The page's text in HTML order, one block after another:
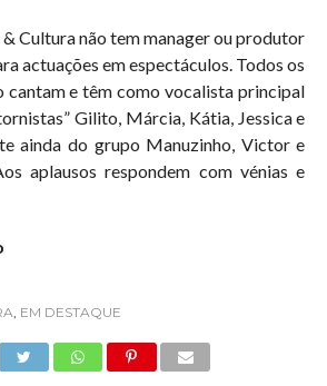
Cultura não tem manager ou produtor
actuações em espectáculos. Todos os
cantam e têm como vocalista principal
Gilito, Márcia, Kátia, Jessica e
ainda do grupo Manuzinho, Victor e
aplausos respondem com vénias e
EM DESTAQUE